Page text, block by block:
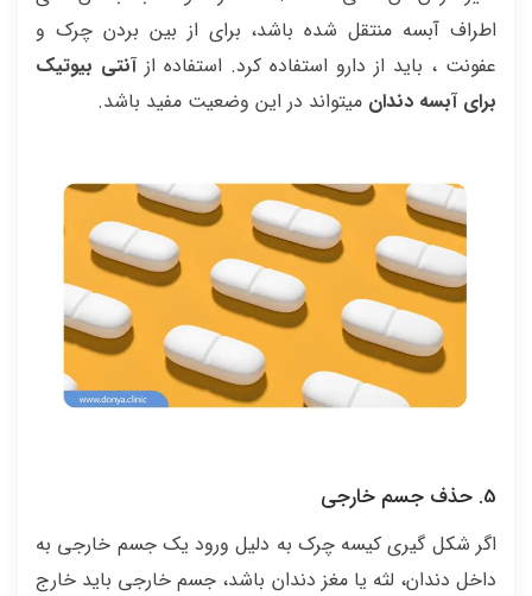
اطراف آبسه منتقل شده باشد، برای از بین بردن چرک و
عفونت ، باید از دارو استفاده کرد. استفاده از آنتی بیوتیک
برای آبسه دندان میتواند در این وضعیت مفید باشد.
5. حذف جسم خارجی
اگر شکل گیری کیسه چرک به دلیل ورود یک جسم خارجی به
داخل دندان، لثه یا مغز دندان باشد، جسم خارجی باید خارج